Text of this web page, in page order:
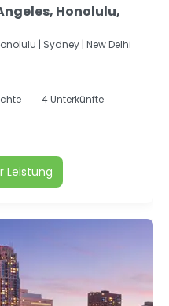
Honolulu,
| Sydney | New Delhi
4 Unterkünfte
Leistung